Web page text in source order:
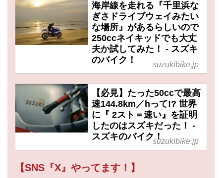
海岸線を走れる『千里浜な
ぎさドライブウェイみたい
な場所』があるらしいので
250ccネイキッドでも大丈
夫か試してみた！ - スズキ
のバイク！
suzukibike.jp
【必見】たった50ccで最高
速144.8km／hって!? 世界
に『 2スト＝速い』を証明
したのはスズキだった！ -
スズキのバイク！suzukibike.jp
【SNS『X』やってます！】